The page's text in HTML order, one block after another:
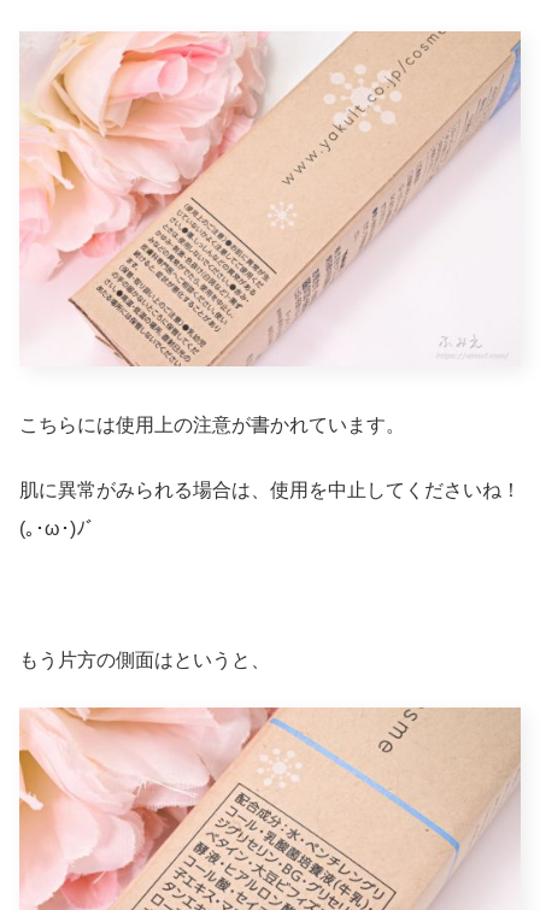
こちらには使用上の注意が書かれています。
肌に異常がみられる場合は、使用を中止してくださいね！
(｡･ω･)ﾉﾞ
もう片方の側面はというと、